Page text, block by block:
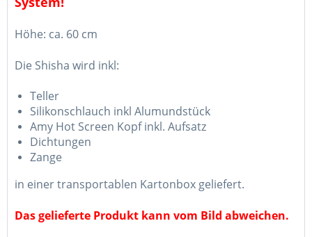
Höhe: ca. 60 cm
Die Shisha wird inkl:
Teller
Silikonschlauch inkl Alumundstück
Amy Hot Screen Kopf inkl. Aufsatz
Dichtungen
Zange
in einer transportablen Kartonbox geliefert.
Das gelieferte Produkt kann vom Bild abweichen.